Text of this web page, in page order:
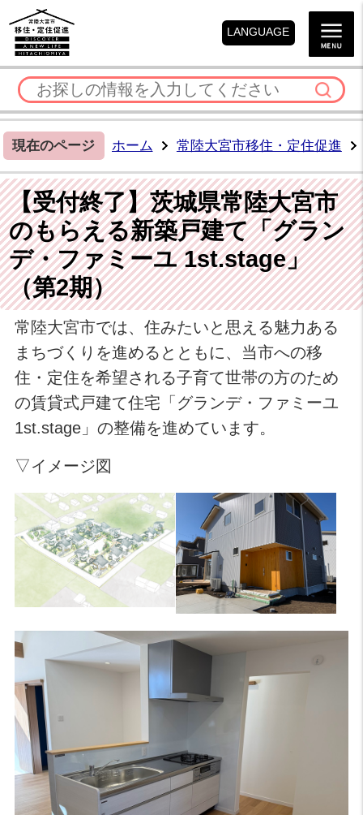
LANGUAGE
現在のページ ホーム 常陸大宮市移住・定住促進
【受付終了】茨城県常陸大宮市
のもらえる新築戸建て「グラン
デ・ファミーユ 1st.stage」
（第2期）
常陸大宮市では、住みたいと思える魅力ある
まちづくりを進めるとともに、当市への移
住・定住を希望される子育て世帯の方のため
の賃貸式戸建て住宅「グランデ・ファミーユ
1st.stage」の整備を進めています。
▽イメージ図